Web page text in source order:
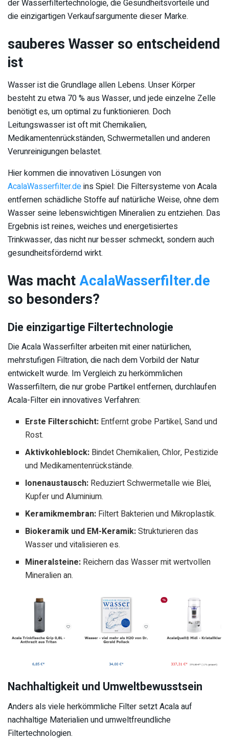
der Wasserfiltertechnologie, die Gesundheitsvorteile und
die einzigartigen Verkaufsargumente dieser Marke.
sauberes Wasser so entscheidend
ist
Wasser ist die Grundlage allen Lebens. Unser Körper
besteht zu etwa 70 % aus Wasser, und jede einzelne Zelle
benötigt es, um optimal zu funktionieren. Doch
Leitungswasser ist oft mit Chemikalien,
Medikamentenrückständen, Schwermetallen und anderen
Verunreinigungen belastet.
Hier kommen die innovativen Lösungen von
AcalaWasserfilter.deins Spiel: Die Filtersysteme von Acala
entfernen schädliche Stoffe auf natürliche Weise, ohne dem
Wasser seine lebenswichtigen Mineralien zu entziehen. Das
Ergebnis ist reines, weiches und energetisiertes
Trinkwasser, das nicht nur besser schmeckt, sondern auch
gesundheitsfördernd wirkt.
Was machtAcalaWasserfilter.de
so besonders?
Die einzigartige Filtertechnologie
Die Acala Wasserfilter arbeiten mit einer natürlichen,
mehrstufigen Filtration, die nach dem Vorbild der Natur
entwickelt wurde. Im Vergleich zu herkömmlichen
Wasserfiltern, die nur grobe Partikel entfernen, durchlaufen
Acala-Filter ein innovatives Verfahren:
Erste Filterschicht: Entfernt grobe Partikel, Sand und
Rost.
Aktivkohleblock: Bindet Chemikalien, Chlor, Pestizide
und Medikamentenrückstände.
Ionenaustausch: Reduziert Schwermetalle wie Blei,
Kupfer und Aluminium.
Keramikmembran: Filtert Bakterien und Mikroplastik.
Biokeramik und EM-Keramik:Strukturieren das
Wasser und vitalisieren es.
Mineralsteine: Reichern das Wasser mit wertvollen
Mineralien an.
Nachhaltigkeit und Umweltbewusstsein
Anders als viele herkömmliche Filter setzt Acala auf
nachhaltige Materialien und umweltfreundliche
Filtertechnologien.